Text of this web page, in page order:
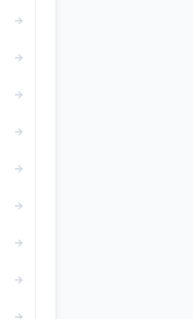
→
→
→
→
→
→
→
→